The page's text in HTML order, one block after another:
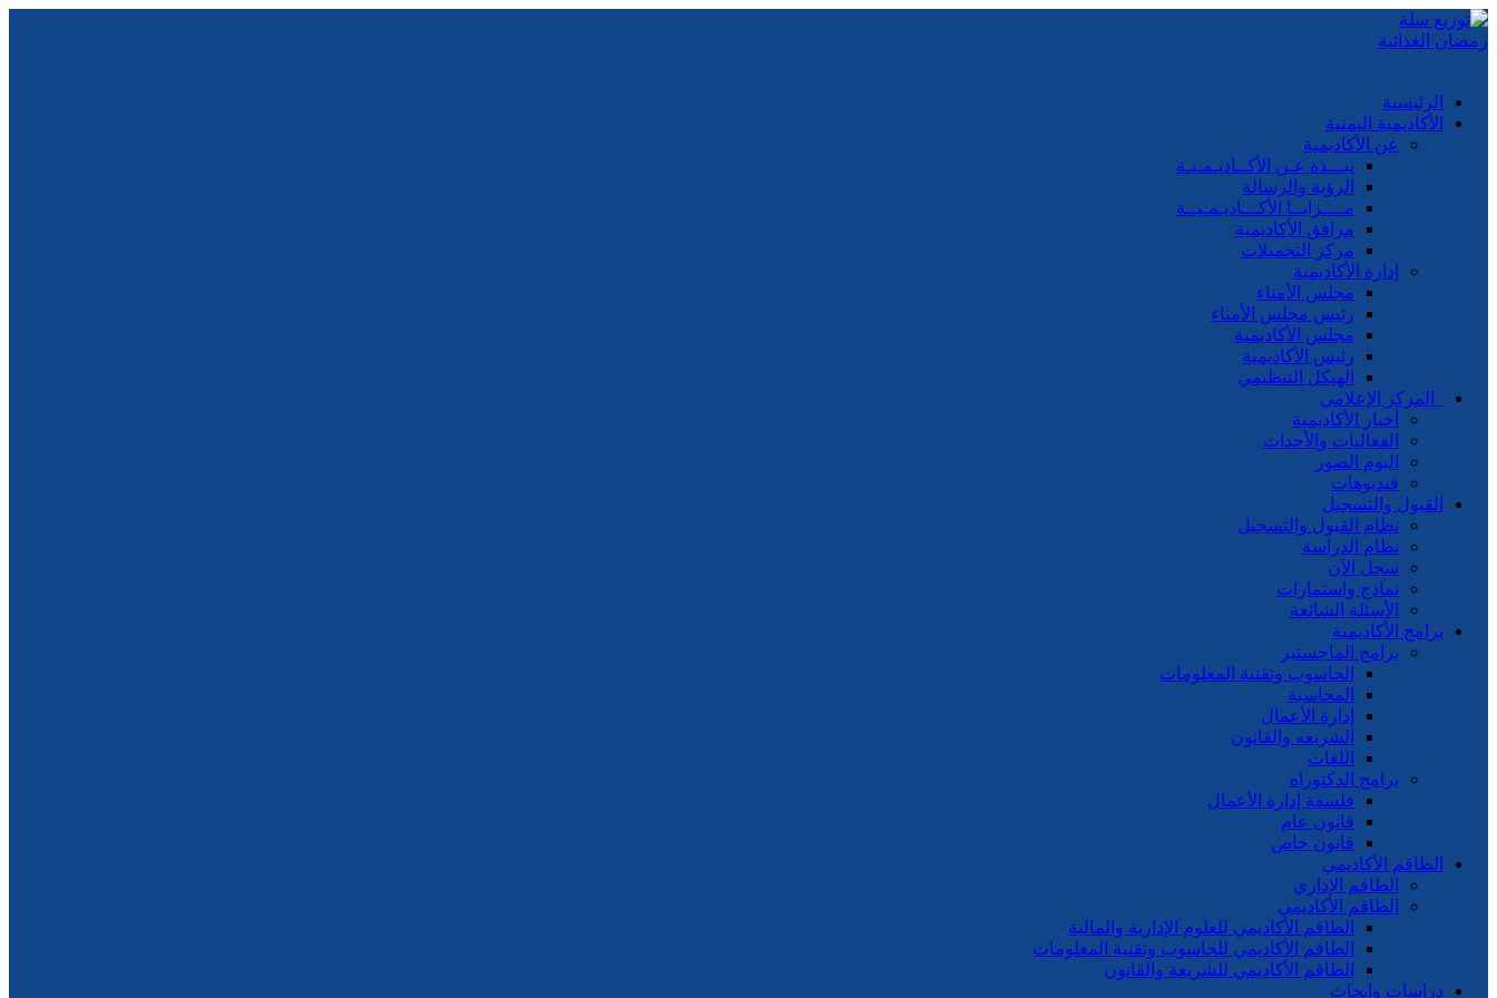
الرئيسية
الأكاديمية اليمنية
عن الأكاديمية
نبـــذة عـن الأكــاديـمـيـة
الرؤية والرسالة
مــــزايــا الأكـــاديـمـيــة
مرافق الأكاديمية
مركز التحميلات
إدارة الأكاديمية
مجلس الأمناء
رئيس مجلس الأمناء
مجلس الأكاديمية
رئيس الأكاديمية
الهيكل التنظيمي
المركز الإعلامي
أخبار الأكاديمية
الفعاليات والأحداث
البوم الصور
فيديوهات
القبول والتسجيل
نظام القبول والتسجيل
نظام الدراسة
سجل الآن
نماذج واستمارات
الأسئلة الشائعة
برامج الأكاديمية
برامج الماجستير
الحاسوب وتقنية المعلومات
المحاسبة
إدارة الأعمال
الشريعه والقانون
اللغات
برامج الدكتوراه
فلسفة إدارة الأعمال
قانون عام
قانون خاص
الطاقم الأكاديمي
الطاقم الإداري
الطاقم الأكاديمي
الطاقم الأكاديمي للعلوم الإدارية والمالية
الطاقم الأكاديمي للحاسوب وتقنية المعلومات
الطاقم الأكاديمي للشريعة والقانون
دراسات وابحاث